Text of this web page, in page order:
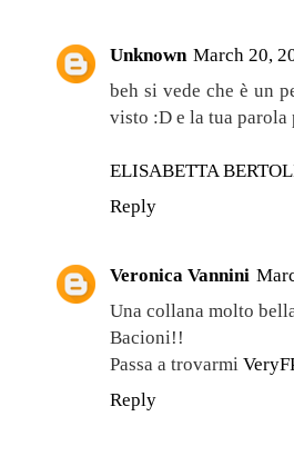
Unknown March 20,
beh si vede che è un
visto :D e la tua parola
ELISABETTA
Reply
Veronica Vannini
Una collana molto
Bacioni!!
Passa a trovarmi
Reply